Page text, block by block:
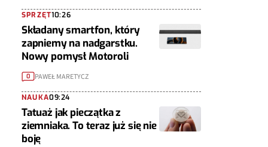
SPRZĘT10:26
Składany smartfon, który
zapniemy na nadgarstku.
Nowy pomysł Motoroli
0 PAWEŁ MARETYCZ
NAUKA09:24
Tatuaż jak pieczątka z
ziemniaka. To teraz już się nie
boję